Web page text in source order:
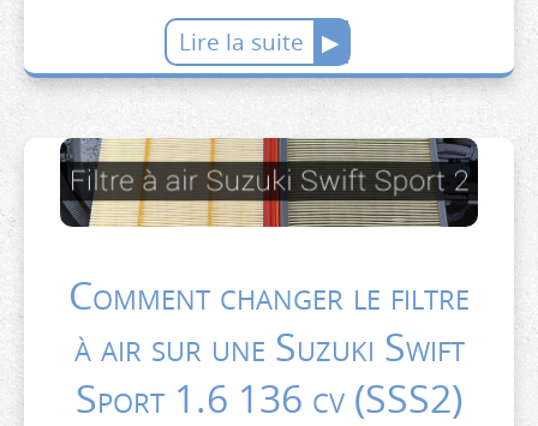
Lire la suite
Comment changer le filtre
à air sur une Suzuki Swift
Sport 1.6 136 cv (SSS2)